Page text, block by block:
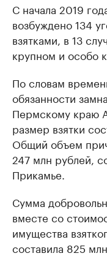
С начала 2019
возбуждено 134
взятками, в 13
крупном и особо
По словам
обязанности
Пермскому краю
размер взятки
Общий объем
247 млн рублей,
Прикамье.
Сумма
вместе со
имущества
составила 825